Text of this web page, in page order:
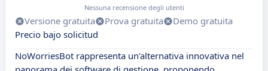
Nessuna recensione degli utenti
Versione gratuita Prova gratuita
Demo gratuita
Precio bajo solicitud
NoWorriesBot rappresenta un'alternativa innovativa nel